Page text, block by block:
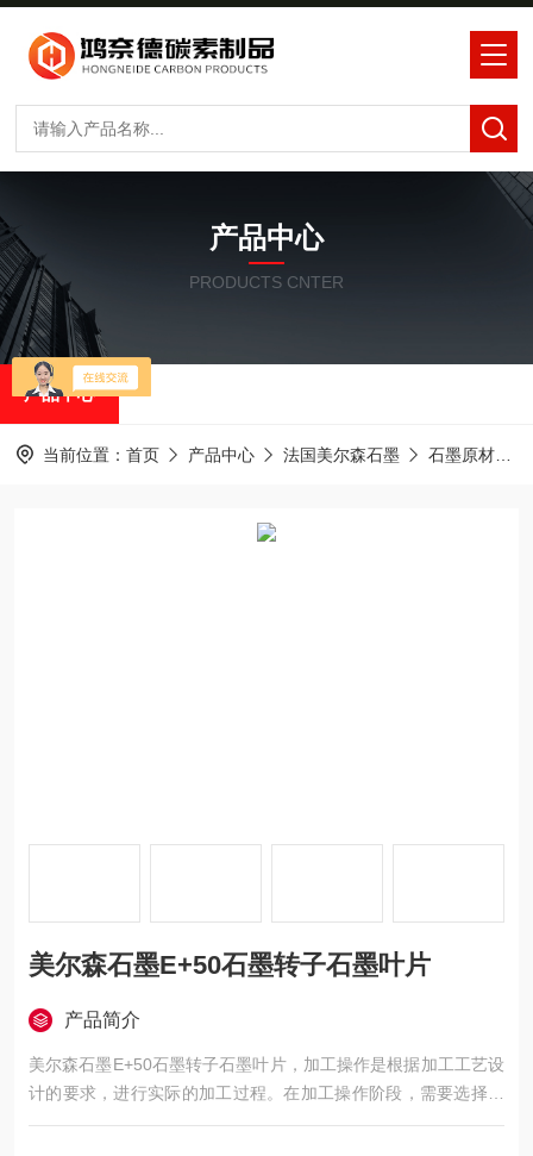
产品中心
PRODUCTS CNTER
产品中心
当前位置： 首页 产品中心 法国美尔森石墨 石墨原材料
美尔森石墨E+50石墨转子石墨叶片
产品简介
美尔森石墨E+50石墨转子石墨叶片，加工操作是根据加工工艺设
计的要求，进行实际的加工过程。在加工操作阶段，需要选择适
当的加工设备和工具，如数控机床、电火花机等。然后，按照加